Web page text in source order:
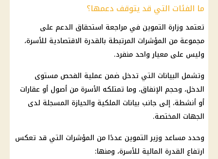
ما الفئات التي قد يتوقف دعمها؟
تعتمد وزارة التموين في مراجعة استحقاق الدعم على
مجموعة من المؤشرات المرتبطة بالقدرة الاقتصادية للأسرة،
وليس على معيار واحد منفرد.
وتشمل البيانات التي تدخل ضمن عملية الفحص مستوى
الدخل، وحجم الإنفاق، وما تمتلكه الأسرة من أصول أو عقارات
أو أنشطة، إلى جانب بيانات الملكية والحيازة المسجلة لدى
الجهات المختصة.
وحدد مساعد وزير التموين عددًا من المؤشرات التي قد تعكس
ارتفاع القدرة المالية للأسرة، ومنها: